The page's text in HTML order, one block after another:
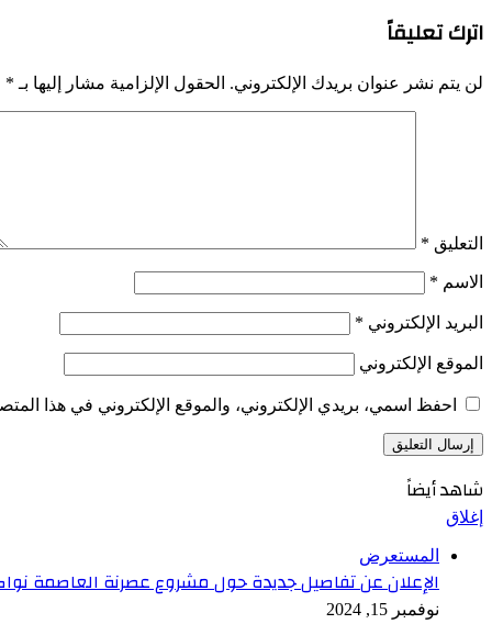
اترك تعليقاً
لن يتم نشر عنوان بريدك الإلكتروني. الحقول الإلزامية مشار إليها بـ *
التعليق *
الاسم *
البريد الإلكتروني *
الموقع الإلكتروني
احفظ اسمي، بريدي الإلكتروني، والموقع الإلكتروني في هذا
شاهد أيضاً
إغلاق
المستعرض
الإعلان عن تفاصيل جديدة حول مشروع عصرنة العاصمة
نوفمبر 15, 2024